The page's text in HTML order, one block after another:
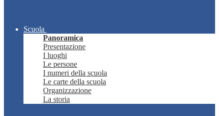
Scuola
Panoramica
Presentazione
I luoghi
Le persone
I numeri della scuola
Le carte della scuola
Organizzazione
La storia